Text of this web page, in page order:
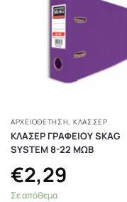
ΑΡΧΕΙΟΘΕΤΗΣΗ, ΚΛΑΣΣΈΡ
ΚΛΑΣΕΡ ΓΡΑΦΕΙΟΥ SKAG
SYSTEM 8-22 ΜΩΒ
€2,29
Σε απόθεμα